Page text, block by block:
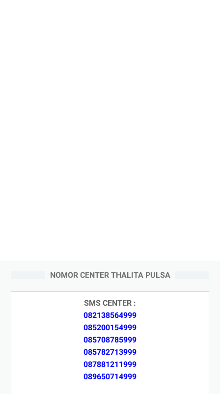
NOMOR CENTER THALITA PULSA
SMS CENTER :
082138564999
085200154999
085708785999
085782713999
087881211999
089650714999